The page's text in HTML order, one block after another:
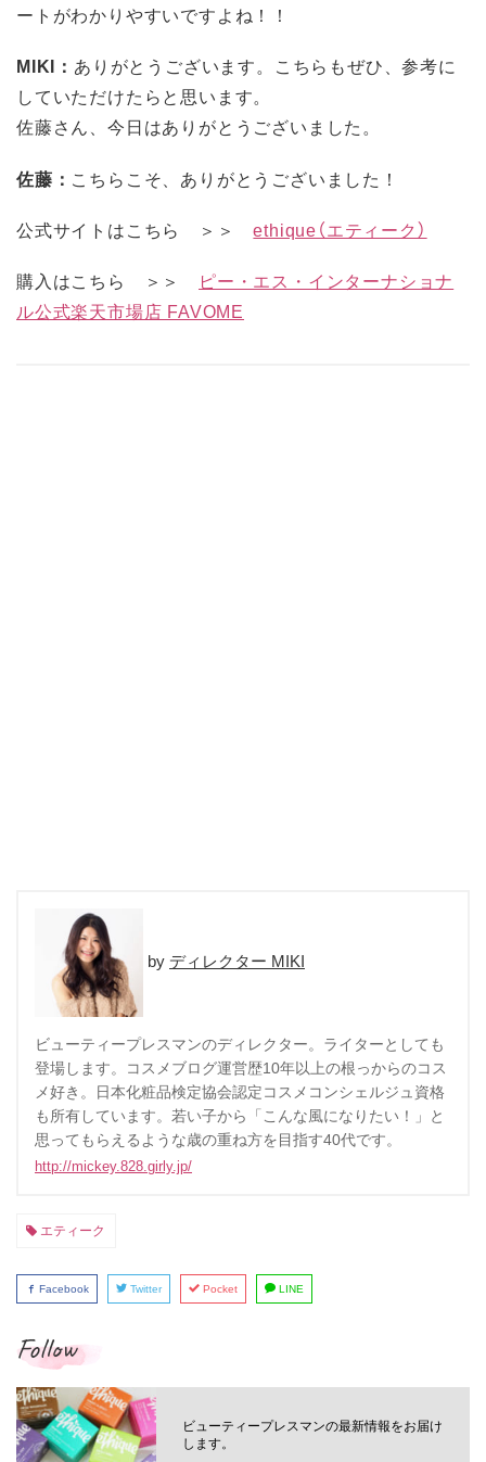
ートがわかりやすいですよね！！
MIKI： ありがとうございます。こちらもぜひ、参考に
していただけたらと思います。
佐藤さん、今日はありがとうございました。
佐藤： こちらこそ、ありがとうございました！
公式サイトはこちら ＞＞ethique（エティーク）
購入はこちら ＞＞
ピー・エス・インターナショナ
ル公式楽天市場店 FAVOME
ディレクター MIKI
ビューティープレスマンのディレクター。ライターとしても
登場します。コスメブログ運営歴10年以上の根っからのコス
メ好き。日本化粧品検定協会認定コスメコンシェルジュ資格
も所有しています。若い子から「こんな風になりたい！」と
思ってもらえるような歳の重ね方を目指す40代です。
http://mickey.828.girly.jp/
エティーク
Facebook Twitter Pocket LINE
Follow